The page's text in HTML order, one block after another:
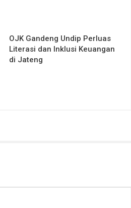
OJK Gandeng Undip Perluas
Literasi dan Inklusi Keuangan
di Jateng